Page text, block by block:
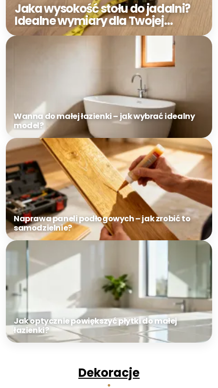
Jaka wysokość stołu do jadalni?
Idealne wymiary dla Twojej
wygody!
Wanna do małej łazienki – jak wybrać idealny
model?
Naprawa paneli podłogowych – jak zrobić to
samodzielnie?
Jak optycznie powiększyć płytki do małej
łazienki?
Dekoracje